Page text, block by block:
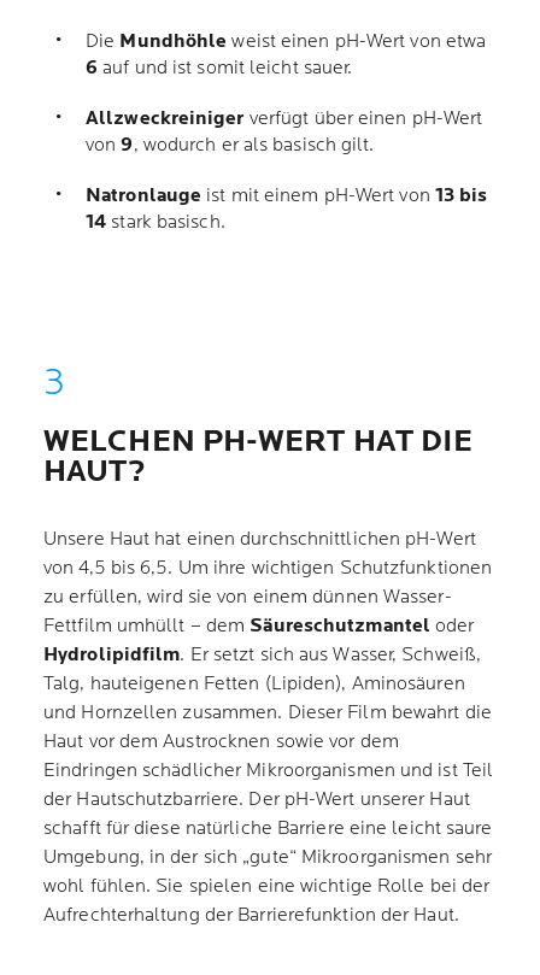
Die Mundhöhle weist einen pH-Wert von etwa
6 auf und ist somit leicht sauer.
Allzweckreiniger verfügt über einen pH-Wert
von9, wodurch er als basisch gilt.
Natronlauge ist mit einem pH-Wert von 13 bis
14 stark basisch.
WELCHEN PH-WERT HAT DIE
HAUT?
Unsere Haut hat einen durchschnittlichen pH-Wert
von 4,5 bis 6,5. Um ihre wichtigen Schutzfunktionen
zu erfüllen, wird sie von einem dünnen Wasser-
Fettfilm umhüllt – dem Säureschutzmantel oder
Hydrolipidfilm. Er setzt sich aus Wasser, Schweiß,
Talg, hauteigenen Fetten (Lipiden), Aminosäuren
und Hornzellen zusammen. Dieser Film bewahrt die
Haut vor dem Austrocknen sowie vor dem
Eindringen schädlicher Mikroorganismen und ist Teil
der Hautschutzbarriere. Der pH-Wert unserer Haut
schafft für diese natürliche Barriere eine leicht saure
Umgebung, in der sich „gute“ Mikroorganismen sehr
wohl fühlen. Sie spielen eine wichtige Rolle bei der
Aufrechterhaltung der Barrierefunktion der Haut.